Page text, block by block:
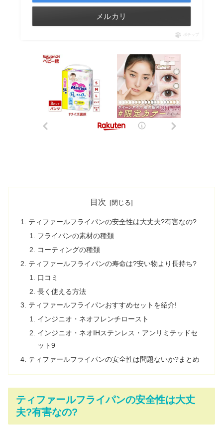
メルカリ
ポチップ
目次
ティファールフライパンの安全性は大丈夫?有害なの?
フライパンの素材の種類
コーティングの種類
ティファールフライパンの寿命は?安い物より長持ち?
口コミ
長く使える方法
ティファールフライパンおすすめセットを紹介!
インジニオ・ネオフレンチロースト
インジニオ・ネオIHステンレス・アンリミテッドセ
ット9
ティファールフライパンの安全性は問題ないか?まとめ
ティファールフライパンの安全性は大丈
夫?有害なの?